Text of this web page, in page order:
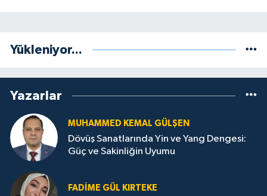
Yükleniyor...
Yazarlar
MUHAMMED KEMAL GÜLŞEN
Dövüş Sanatlarında Yin ve Yang Dengesi:
Güç ve Sakinliğin Uyumu
FADIME GÜL KIRTEKE